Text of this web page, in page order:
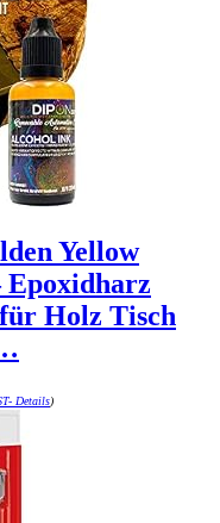
Yellow
Holz Tisch
Details)